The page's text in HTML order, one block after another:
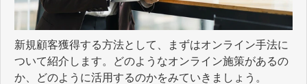
新規顧客獲得する方法として、まずはオンライン手法に
ついて紹介します。どのようなオンライン施策があるの
か、どのように活用するのかをみていきましょう。